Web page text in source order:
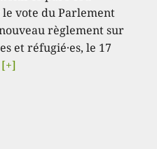
vote du Parlement
règlement sur
et réfugié·es, le 17
[+]